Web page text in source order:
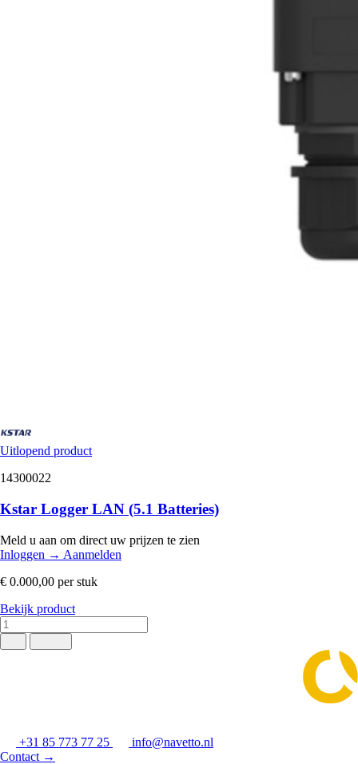
Uitlopend product
14300022
Kstar Logger LAN (5.1 Batteries)
Meld u aan om direct uw prijzen te zien
Inloggen → Aanmelden
€ 0.000,00 per stuk
Bekijk product
+31 85 773 77 25
info@navetto.nl
Contact →